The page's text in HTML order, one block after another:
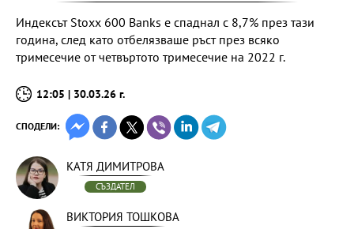
Индексът Stoxx 600 Banks е спаднал с 8,7% през тази
година, след като отбелязваше ръст през всяко
тримесечие от четвъртото тримесечие на 2022 г.
12:05 | 30.03.26 г.
СПОДЕЛИ:
КАТЯ ДИМИТРОВА
СЪЗДАТЕЛ
ВИКТОРИЯ ТОШКОВА